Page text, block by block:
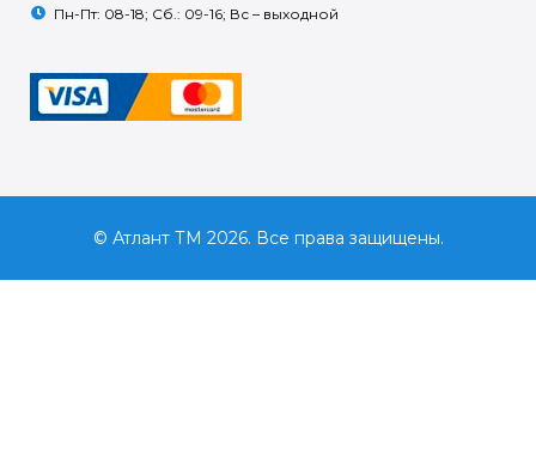
Пн-Пт: 08-18; Сб.: 09-16; Вс – выходной
© Атлант ТМ 2026. Все права защищены.